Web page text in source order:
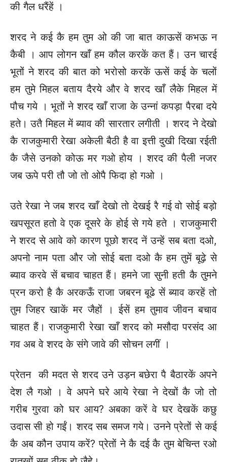
की गैल धरैंहें ।
शरद ने कई कै हम तुम ओ की जा बात काऊसें कभऊ न
कैबी । आप लोगन खाँ हम कौल करकें कत हैं।उन चारई
भूतों ने शरद की बात को भरोसो करकें ऊसें कई के चलों
हम तुमे मिहल बताय दैरये और वे शरद खाँ लैके मिहल में
पौच गये । भूतों ने शरद खाँ राजा के उन्नां कपड़ा पैरबा दये
हते। उतै मिहल में ब्याव की सारतार लगीती । शरद ने देखो
कै राजकुमारी रेखा अकेली बैठी है वा इत्ती दुखी दिखा रईती
कै जैसे उनको कोऊ मर गओ होय । शरद की पैली नजर
जब ऊपे परी तौ जो तो ओपै फिदा हो गओ ।
उते रेखा ने जब शरद खाँ देखो तो देखई रै गई वो सोई बड़ो
खपसूरत हतो वे एक दूसरे के होई से गये हते । राजकुमारी
ने शरद से आवे को कारण पूछो शरद नें उन्हें सब बता दओ,
अपनो नाम पता और जो सोई बता दओ कै हम तुमें बूढ़े से
ब्याव करवे सें बचाव चाहत हैं। हमने जा सुनी हती कै तुमने
प्रन करो है कै अरकऊँ राजा जबरन बूढे सें ब्याव करहें तो
तुम जिहर खाकें मर जैहों । ईसें हम तुमाव जीवन बचाव
चाहत हैं। राजकुमारी रेखा खाँ शरद को मसौदा परसंद आ
गव अब वे शरद के संगे जावे की सोचन लगीं ।
प्रेतन की मदत से शरद उने उड़न बछेरा पै बैठारकें अपने
देश लै गओ । वे अपने घरे आये रेखा ने देखों कै जो तो
गरीब गुरवा को घर आय? अबका करें वे घर देखकें कछु
उदास सी हो गईं। शरद सब समज गये। उनने प्रेतों से कई
कै अब कौन उपाय करें? प्रेतों ने कै दई कै तुम बेचिन्त रओ